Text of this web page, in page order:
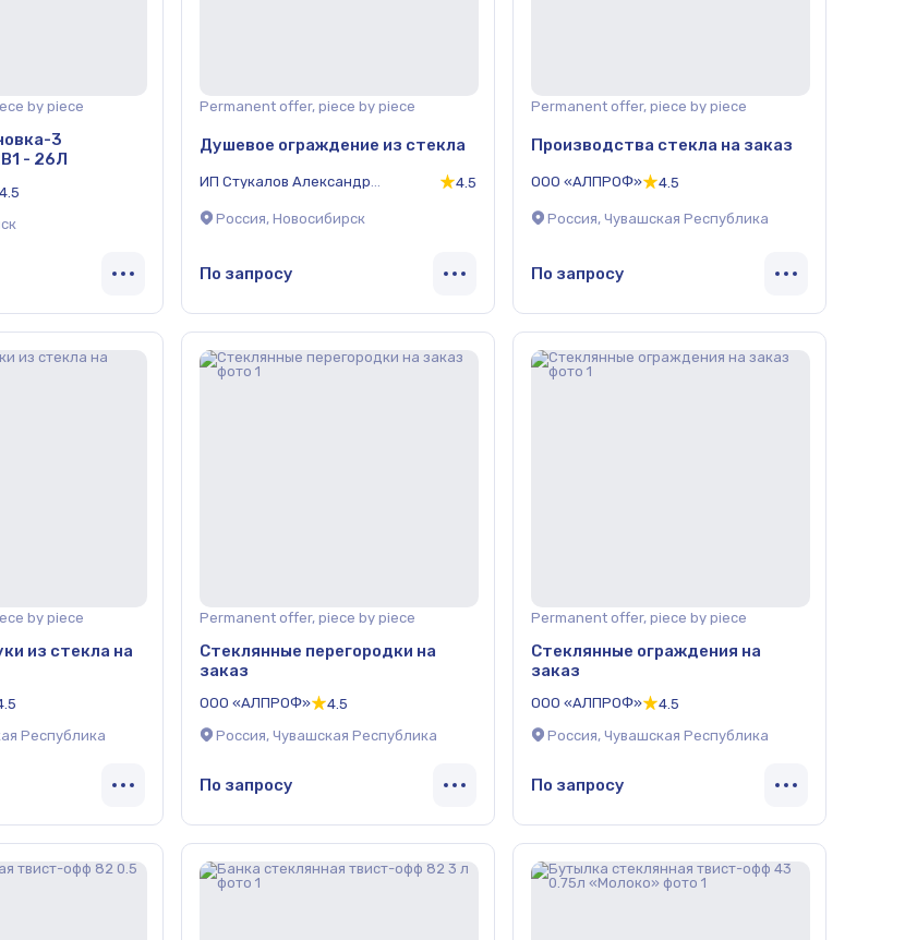
by piece
3
- 26Л
4.5
Permanent offer, piece by piece
Душевое ограждение из стекла
ИП Стукалов Александр
4.5
Россия, Новосибирск
По запросу
Permanent offer, piece by piece
Производства стекла на заказ
ООО «АЛПРОФ» 4.5
Россия, Чувашская Республика
По запросу
by piece
из стекла на
Республика
Permanent offer, piece by piece
Стеклянные перегородки на
заказ
ООО «АЛПРОФ»
4.5
Россия, Чувашская Республика
По запросу
Permanent offer, piece by piece
Стеклянные ограждения на
заказ
ООО «АЛПРОФ»
4.5
Россия, Чувашская Республика
По запросу